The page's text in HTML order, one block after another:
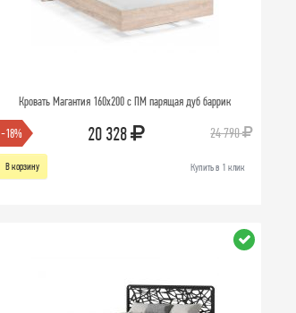
Кровать Магантия 160х200 с ПМ парящая дуб баррик
-18% 20 328 24 790
В корзину Купить в 1 клик